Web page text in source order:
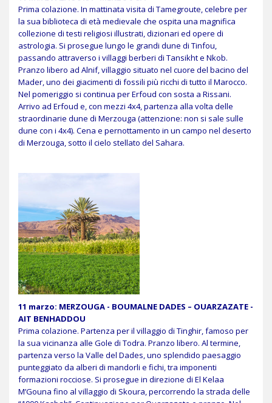
Prima colazione. In mattinata visita di Tamegroute, celebre per
la sua biblioteca di età medievale che ospita una magnifica
collezione di testi religiosi illustrati, dizionari ed opere di
astrologia. Si prosegue lungo le grandi dune di Tinfou,
passando attraverso i villaggi berberi di Tansikht e Nkob.
Pranzo libero ad Alnif, villaggio situato nel cuore del bacino del
Mader, uno dei giacimenti di fossili più ricchi di tutto il Marocco.
Nel pomeriggio si continua per Erfoud con sosta a Rissani.
Arrivo ad Erfoud e, con mezzi 4x4, partenza alla volta delle
straordinarie dune di Merzouga (attenzione: non si sale sulle
dune con i 4x4). Cena e pernottamento in un campo nel deserto
di Merzouga, sotto il cielo stellato del Sahara.
11 marzo: MERZOUGA - BOUMALNE DADES – OUARZAZATE -
AIT BENHADDOU
Prima colazione. Partenza per il villaggio di Tinghir, famoso per
la sua vicinanza alle Gole di Todra. Pranzo libero. Al termine,
partenza verso la Valle del Dades, uno splendido paesaggio
punteggiato da alberi di mandorli e fichi, tra imponenti
formazioni rocciose. Si prosegue in direzione di El Kelaa
M’Gouna fino al villaggio di Skoura, percorrendo la strada delle